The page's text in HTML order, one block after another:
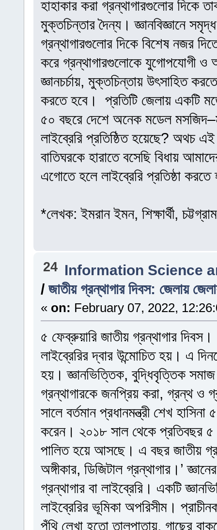
হাহাকার করা গ্রন্থাগারগুলোর দিকে
মুক্তচিন্তার দৈন্য। জ্ঞানবিজ্ঞানে
গ্রন্থাগারগুলোর দিকে বিশেষ নজর
করে গ্রন্থাগারগুলোকে যুগোপযোগী ও
জ্ঞানচর্চায়, মুক্তচিন্তায় উৎসাহিত
করতে হবে। ‌ প্রতিটি জেলায় একটি
৫০ বছরে দেশে অনেক মডেল
লাইব্রেরি প্রতিষ্ঠিত হয়েছে? অথচ
বাতিঘরকে হারাতে বসেছি বিধায়
এগোতে হলে লাইব্রেরি প্রতিষ্ঠা
*লেখক: ইমরান ইমন, শিক্ষার্থী,
24 Information Science
/ জাতীয় গ্রন্থাগার দিবস: জেলায়
« on: February 07, 2022,
৫ ফেব্রুয়ারি জাতীয় গ্রন্থাগার
লাইব্রেরির দ্বার উন্মোচিত হয়। এ
হয়। জ্ঞানভিত্তিক, বুদ্ধিবৃত্তিক
গ্রন্থাগারকে জনপ্রিয় করা, গ্রন্থ ও
সালে বর্তমান প্রধানমন্ত্রী শেখ
করেন। ২০১৮ সাল থেকে প্রতিবছর ৫
পালিত হয়ে আসছে। এ বছর জাতীয়
অঙ্গীকার, ডিজিটাল গ্রন্থাগার।’
গ্রন্থাগার বা লাইব্রেরি। একটি
লাইব্রেরির ভূমিকা অপরিসীম।
পুঁথি লেখা হতো তালপাতায়, গাছের